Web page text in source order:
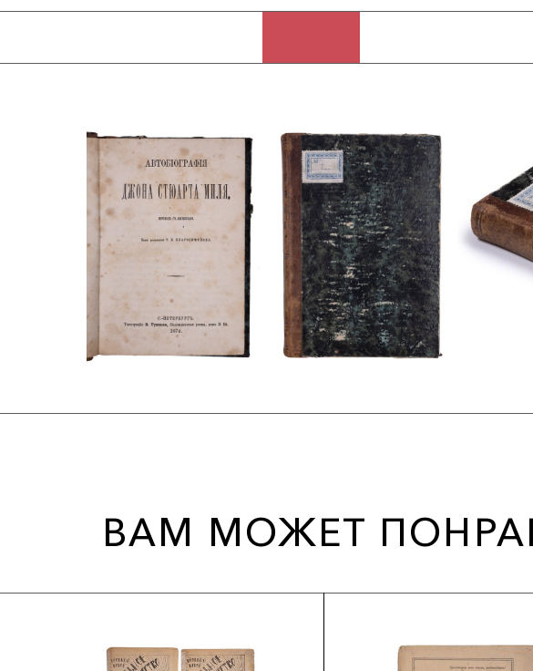
Официальным издателем журнала Благосветлов смог стать лишь в 1880 году незадолго
Вероятно, Благосветлов мог редактировать эту биографию, находясь в заключении в
Чернышевский писал свою книгу «Что делать» в той же самой тюрьме в начале 1860-х
ВАМ МОЖЕТ